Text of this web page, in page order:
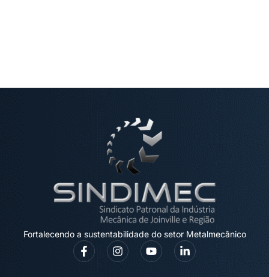
Fortalecendo a sustentabilidade do setor Metalmecânico